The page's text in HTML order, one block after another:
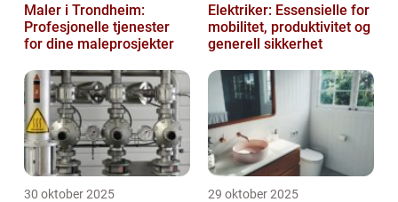
Maler i Trondheim:
Profesjonelle tjenester
for dine maleprosjekter
Elektriker: Essensielle for
mobilitet, produktivitet og
generell sikkerhet
30 oktober 2025 29 oktober 2025